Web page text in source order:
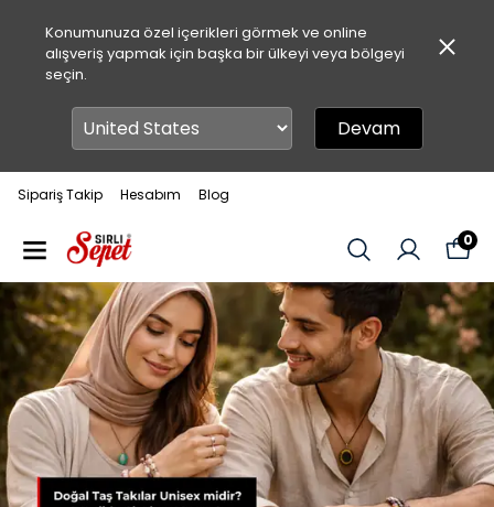
Konumunuza özel içerikleri görmek ve online
alışveriş yapmak için başka bir ülkeyi veya bölgeyi
seçin.
Devam
Sipariş Takip Hesabım Blog
0